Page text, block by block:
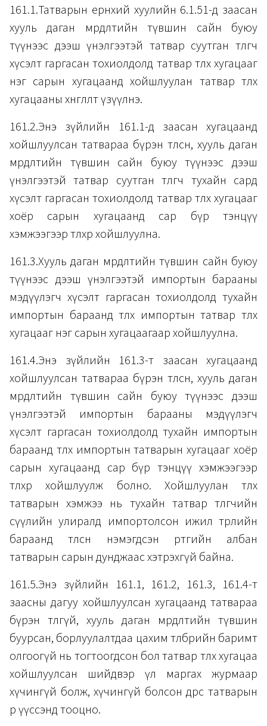
161.1.Татварын ерөнхий хуулийн 6.1.51-д заасан
хууль даган мөрдөлтийн түвшин сайн буюу
түүнээс дээш үнэлгээтэй татвар суутган төлөгч
хүсэлт гаргасан тохиолдолд татвар төлөх хугацааг
нэг сарын хугацаанд хойшлуулан татвар төлөх
хугацааны хөнгөлөлт үзүүлнэ.
161.2.Энэ зүйлийн 161.1-д заасан хугацаанд
хойшлуулсан татвараа бүрэн төлсөн, хууль даган
мөрдөлтийн түвшин сайн буюу түүнээс дээш
үнэлгээтэй татвар суутган төлөгч тухайн сард
хүсэлт гаргасан тохиолдолд татвар төлөх хугацааг
хоёр сарын хугацаанд сар бүр тэнцүү
хэмжээгээр төлөхөөр хойшлуулна.
161.3.Хууль даган мөрдөлтийн түвшин сайн буюу
түүнээс дээш үнэлгээтэй импортын барааны
мэдүүлэгч хүсэлт гаргасан тохиолдолд тухайн
импортын бараанд төлөх импортын татвар төлөх
хугацааг нэг сарын хугацаагаар хойшлуулна.
161.4.Энэ зүйлийн 161.3-т заасан хугацаанд
хойшлуулсан татвараа бүрэн төлсөн, хууль даган
мөрдөлтийн түвшин сайн буюу түүнээс дээш
үнэлгээтэй импортын барааны мэдүүлэгч
хүсэлт гаргасан тохиолдолд тухайн импортын
бараанд төлөх импортын татварын хугацааг хоёр
сарын хугацаанд сар бүр тэнцүү хэмжээгээр
төлөхөөр хойшлуулж болно. Хойшлуулан төлөх
татварын хэмжээ нь тухайн татвар төлөгчийн
сүүлийн улиралд импортолсон ижил төрлийн
бараанд төлсөн нэмэгдсэн өртгийн албан
татварын сарын дунджаас хэтрэхгүй байна.
161.5.Энэ зүйлийн 161.1, 161.2, 161.3, 161.4-т
заасны дагуу хойшлуулсан хугацаанд татвараа
бүрэн төлөөгүй, хууль даган мөрдөлтийн түвшин
буурсан, борлуулалтдаа цахим төлбөрийн баримт
олгоогүй нь тогтоогдсон бол татвар төлөх хугацаа
хойшлуулсан шийдвэр үл маргах журмаар
хүчингүй болж, хүчингүй болсон өдрөөс татварын
өр үүссэнд тооцно.